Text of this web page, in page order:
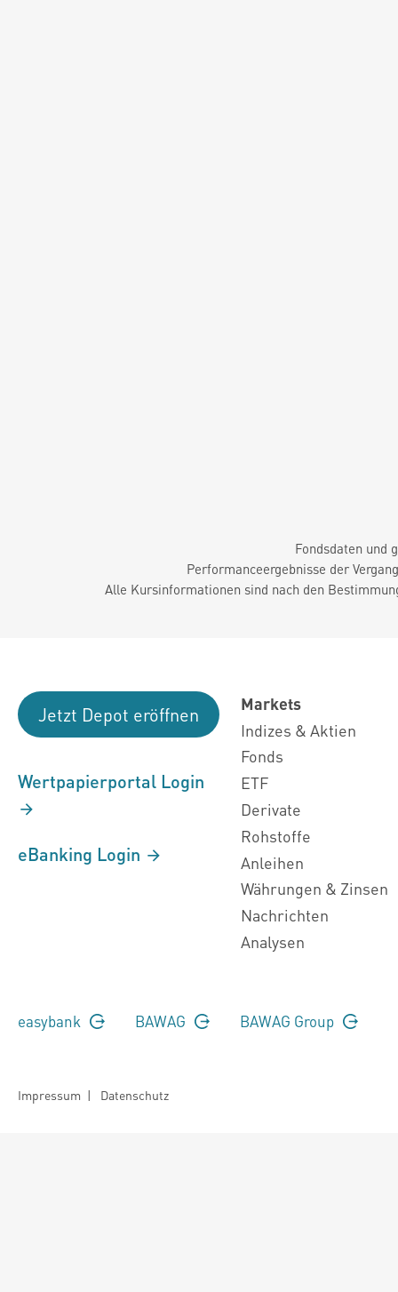
Fondsdaten und
Performanceergebnisse der
Alle Kursinformationen sind nach den
Jetzt Depot eröffnen
Wertpapierportal Login
eBanking Login
Markets
Indizes & Aktien
Fonds
ETF
Derivate
Rohstoffe
Anleihen
Währungen & Zinsen
Nachrichten
Analysen
easybank BAWAG BAWAG Group
Impressum | Datenschutz